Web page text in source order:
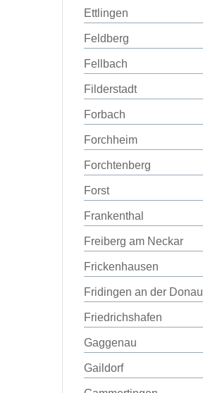
Ettlingen
Feldberg
Fellbach
Filderstadt
Forbach
Forchheim
Forchtenberg
Forst
Frankenthal
Freiberg am Neckar
Frickenhausen
Fridingen an der Donau
Friedrichshafen
Gaggenau
Gaildorf